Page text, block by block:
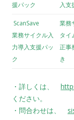
援パック
入支
ScanSave
業務サイクル入
力導入支援パッ
ク
業務
タイ
正事
き
・詳しくは、
ください。
・問合わせは、